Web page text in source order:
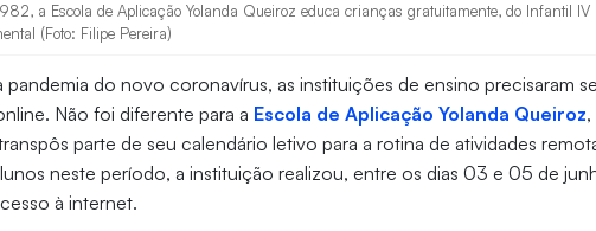
a Escola de Aplicação Yolanda Queiroz educa crianças gratuitamente, do Infantil IV
(Foto: Filipe Pereira)
pandemia do novo coronavírus, as instituições de ensino precisaram
Não foi diferente para a Escola de Aplicação Yolanda Queiroz
parte de seu calendário letivo para a rotina de atividades
neste período, a instituição realizou, entre os dias 03 e 05 de
à internet.